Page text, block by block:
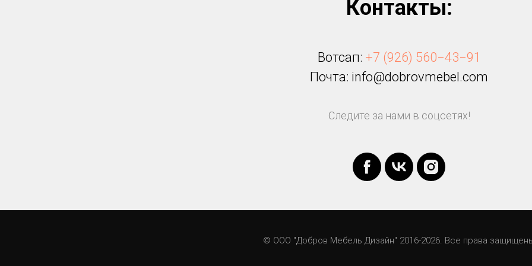
Контакты:
Вотсап: +7 (926) 560−43−91
Почта: info@dobrovmebel.com
Следите за нами в соцсетях!
© ООО "Добров Мебель Дизайн" 2016-2026. Все права